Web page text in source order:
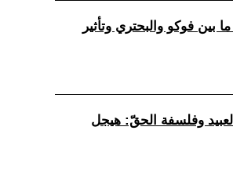
ما بين فوكو والبحتري وتأثير